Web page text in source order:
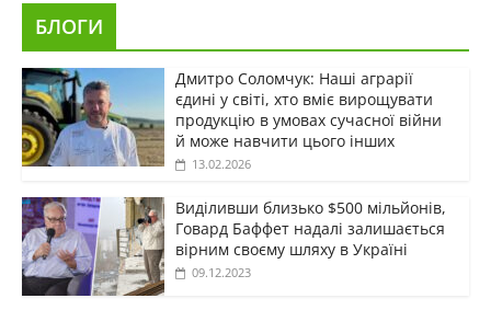
БЛОГИ
Дмитро Соломчук: Наші аграрії
єдині у світі, хто вміє вирощувати
продукцію в умовах сучасної війни
й може навчити цього інших
13.02.2026
Виділивши близько $500 мільйонів,
Говард Баффет надалі залишається
вірним своєму шляху в Україні
09.12.2023